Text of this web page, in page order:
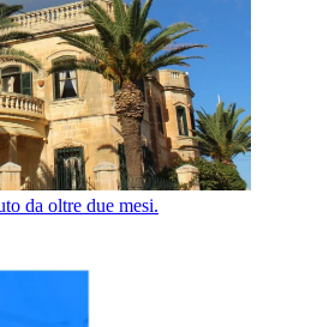
da oltre due mesi.